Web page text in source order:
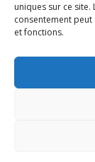
uniques sur ce
consentement
et fonctions.